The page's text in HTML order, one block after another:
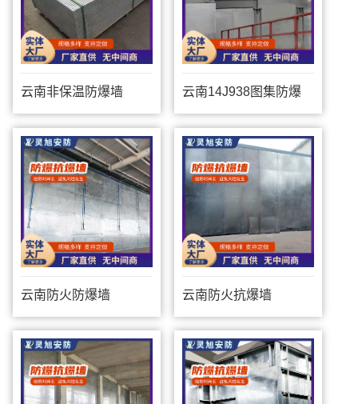
云南非保温防爆墙 云南14J938图集防爆
墙
云南防火防爆墙 云南防火抗爆墙